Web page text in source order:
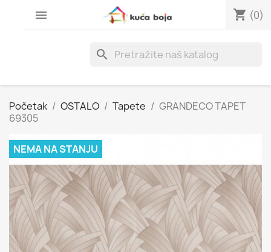
 shopping_cart (0)
search
Početak OSTALO Tapete
GRANDECO TAPET
69305
NEMA NA STANJU